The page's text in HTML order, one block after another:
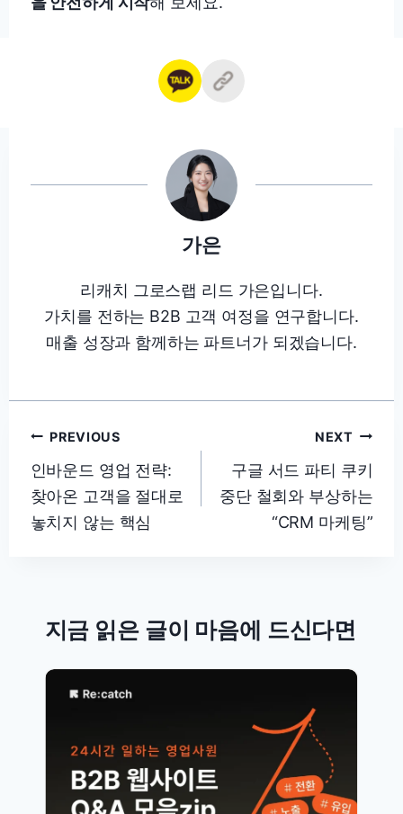
가은
리캐치 그로스랩 리드 가은입니다.
가치를 전하는 B2B 고객 여정을 연구합니다.
매출 성장과 함께하는 파트너가 되겠습니다.
글
탐
색
PREVIOUS
인바운드 영업 전략:
찾아온 고객을 절대로
놓치지 않는 핵심
NEXT
구글 서드 파티 쿠키
중단 철회와 부상하는
“CRM 마케팅”
지금 읽은 글이 마음에 드신다면